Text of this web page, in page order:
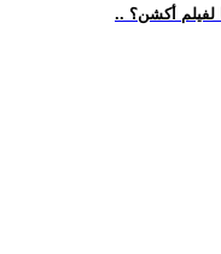
لفيلم أكشن؟